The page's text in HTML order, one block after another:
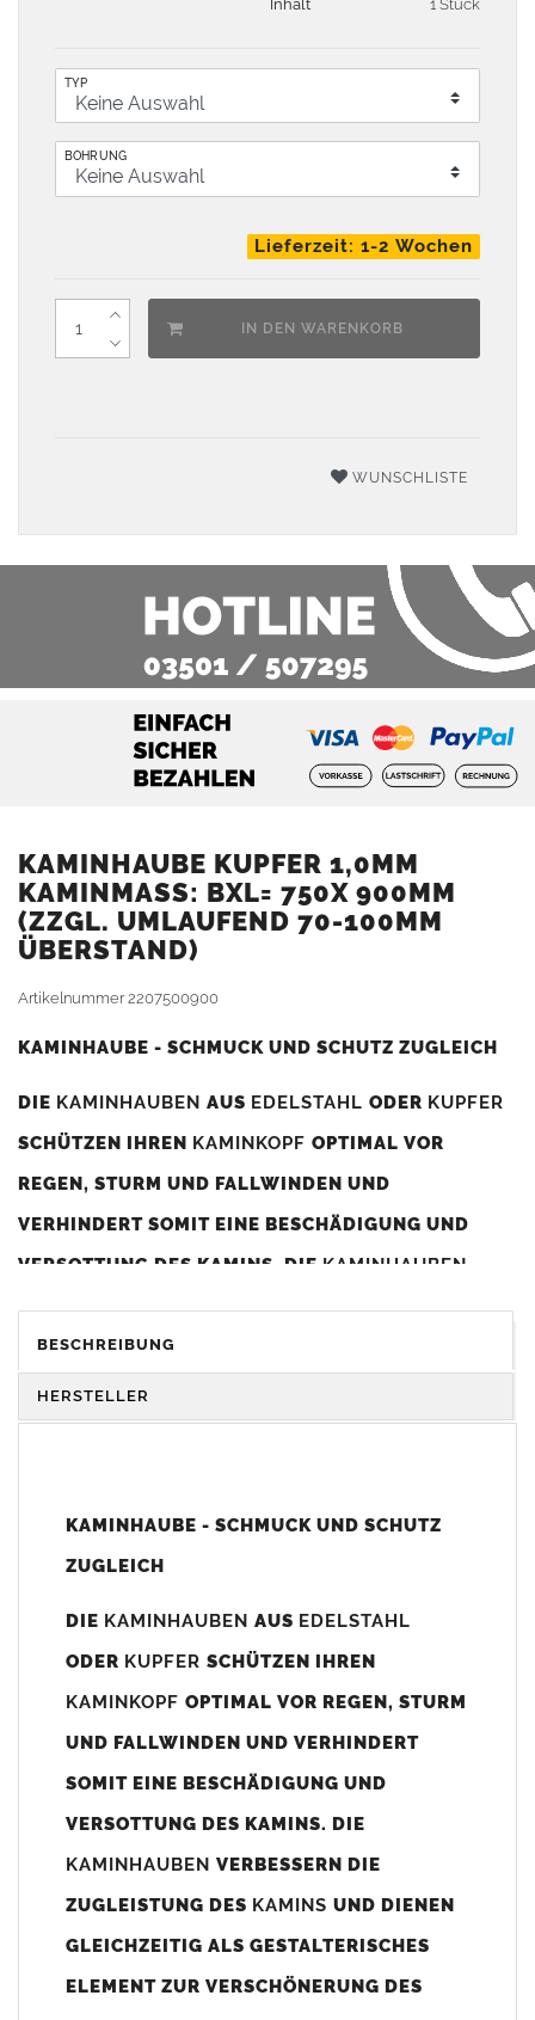
Inhalt 1 Stück
TYP
BOHRUNG
Lieferzeit: 1-2 Wochen
IN DEN WARENKORB
WUNSCHLISTE
KAMINHAUBE KUPFER 1,0MM
KAMINMASS: BXL= 750X 900MM (
ZZGL. UMLAUFEND 70-100MM Ü
BERSTAND)
Artikelnummer2207500900
KAMINHAUBE - SCHMUCK UND SCHUTZ ZUGLEICH
DIE KAMINHAUBEN AUS EDELSTAHL ODER KUPFER
SCHÜTZEN IHREN KAMINKOPF OPTIMAL VOR
REGEN, STURM UND FALLWINDEN UND
VERHINDERT SOMIT EINE BESCHÄDIGUNG UND
VERSOTTUNG DES KAMINS. DIE KAMINHAUBEN
DIENEN GLEICHZEITIG ALS GESTALTERISCHES
ELEMENT ZUR VERSCHÖNERUNG DES BAUWERKS.
Unsere Maßangaben beziehen sich immer auf das
800mm x 740-800mm angefertigt (siehe Bild/Zeichnung unten).
angefertigt werden (bitte anfragen).
(siehe Bild/Zeichnung unten) angefertigt. Sollten die Bohrungen
nicht passen dann bitte "ohne"Bohrungen (Auswahlfeld)
bis 500mm Kaminbreite: Abstand vom Kaminrand ca.
80mm
BESCHREIBUNG
HERSTELLER
KAMINHAUBE - SCHMUCK UND SCHUTZ
ZUGLEICH
DIE KAMINHAUBEN AUS EDELSTAHL
ODER KUPFER SCHÜTZEN IHREN
KAMINKOPF OPTIMAL VOR REGEN, STURM
UND FALLWINDEN UND VERHINDERT
SOMIT EINE BESCHÄDIGUNG UND
VERSOTTUNG DES KAMINS. DIE
KAMINHAUBEN VERBESSERN DIE
ZUGLEISTUNG DES KAMINS UND DIENEN
GLEICHZEITIG ALS GESTALTERISCHES
ELEMENT ZUR VERSCHÖNERUNG DES